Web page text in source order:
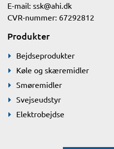
E-mail: ssk@ahi.dk
CVR-nummer: 67292812
Produkter
Bejdseprodukter
Køle og skæremidler
Smøremidler
Svejseudstyr
Elektrobejdse